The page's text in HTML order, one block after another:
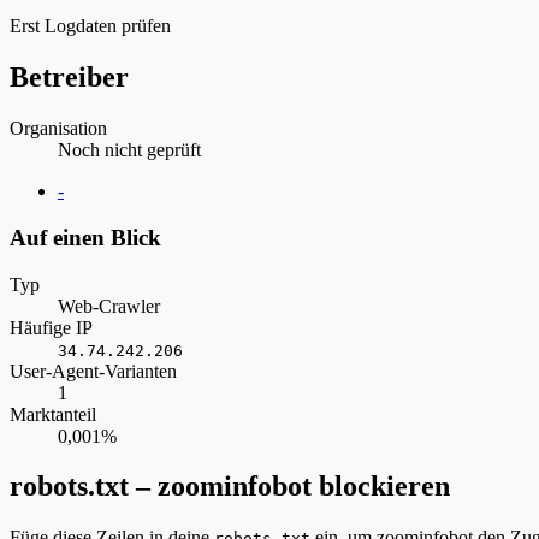
Erst Logdaten prüfen
Betreiber
Organisation
Noch nicht geprüft
Website
-
Auf einen Blick
Typ
Web-Crawler
Häufige IP
34.74.242.206
User-Agent-Varianten
1
Marktanteil
0,001%
robots.txt – zoominfobot blockieren